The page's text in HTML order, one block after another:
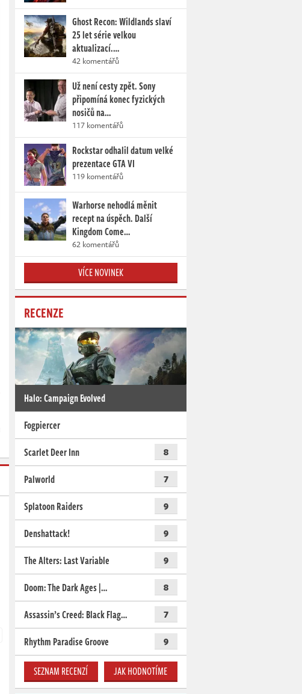
Ghost Recon: Wildlands slaví
25 let série velkou
aktualizací.…
42 komentářů
Už není cesty zpět. Sony
připomíná konec fyzických
nosičů na…
117 komentářů
Rockstar odhalil datum velké
prezentace GTA VI
119 komentářů
Warhorse nehodlá měnit
recept na úspěch. Další
Kingdom Come…
62 komentářů
VÍCE NOVINEK
RECENZE
Halo: Campaign Evolved
Fogpiercer
Scarlet Deer Inn
8
Palworld 7
Splatoon Raiders 9
Denshattack! 9
The Alters: Last Variable 9
Doom: The Dark Ages |… 8
Assassin’s Creed: Black Flag… 7
Rhythm Paradise Groove 9
SEZNAM RECENZÍ JAK HODNOTÍME